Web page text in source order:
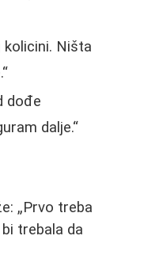
Ništa
dođe
dalje.
Prvo treba
trebala da